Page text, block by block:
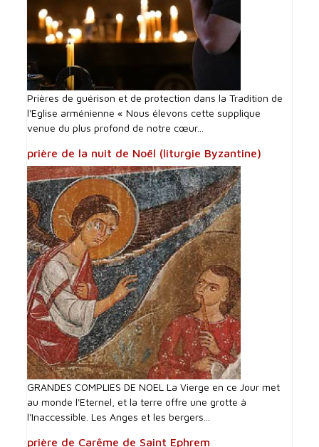
Prières de guérison et de protection dans la Tradition de
l'Eglise arménienne « Nous élevons cette supplique
venue du plus profond de notre cœur...
prière de la nuit de Noël (liturgie Byzantine)
GRANDES COMPLIES DE NOEL La Vierge en ce Jour met
au monde l'Eternel, et la terre offre une grotte à
l'Inaccessible. Les Anges et les bergers...
prière de Carême de Saint Ephrem